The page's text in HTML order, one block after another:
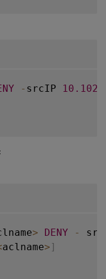
- srcIP 10.102
> DENY -
aclname> ]